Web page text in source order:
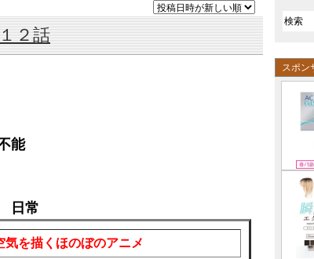
２話
能
日常
を描くほのぼのアニメ
スポン